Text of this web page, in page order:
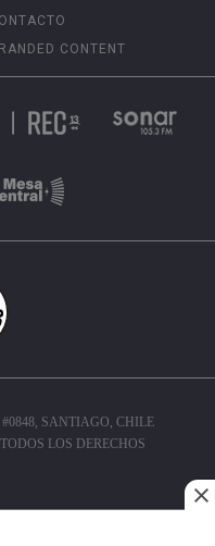
CONTENT
#0848, SANTIAGO, CHILE
LOS DERECHOS